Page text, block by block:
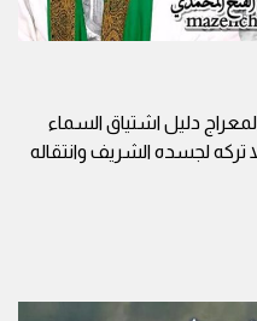
دليل اشتياق السماء
تركه لجسده الشريف وانتقاله